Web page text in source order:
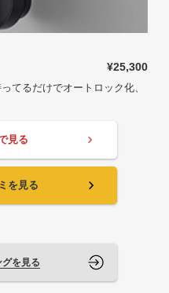
¥25,300
てるだけでオートロック化、
見る
を見る
を見る